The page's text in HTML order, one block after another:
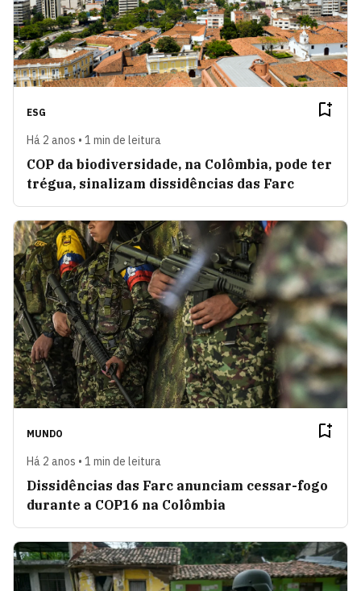
ESG
Há 2 anos • 1 min de leitura
COP da biodiversidade, na Colômbia, pode ter
trégua, sinalizam dissidências das Farc
MUNDO
Há 2 anos • 1 min de leitura
Dissidências das Farc anunciam cessar-fogo
durante a COP16 na Colômbia